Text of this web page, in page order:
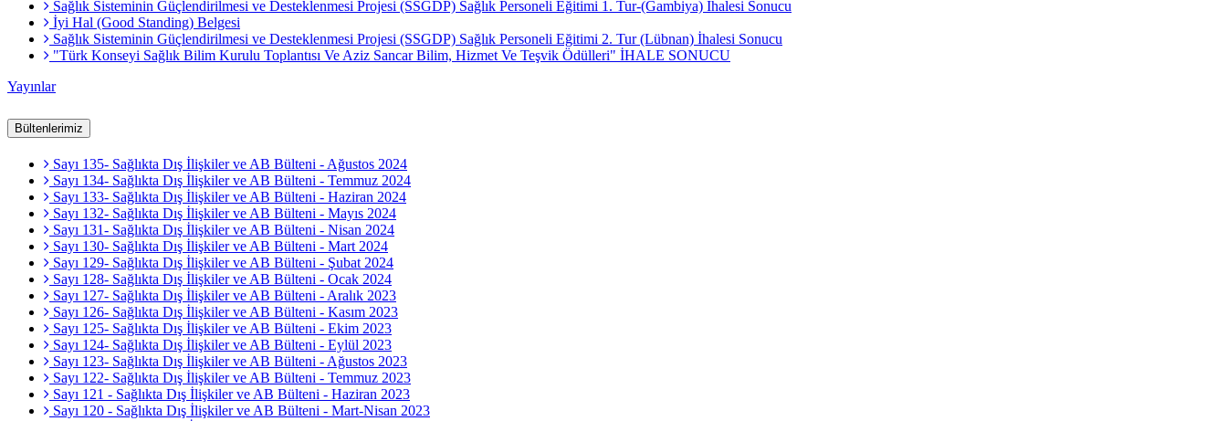
Sağlık Sisteminin Güçlendirilmesi ve Desteklenmesi Projesi (SSGDP) Sağlık Personeli Eğitimi 1. Tur-(Gambiya) İhalesi Sonucu
İyi Hal (Good Standing) Belgesi
Sağlık Sisteminin Güçlendirilmesi ve Desteklenmesi Projesi (SSGDP) Sağlık Personeli Eğitimi 2. Tur (Lübnan) İhalesi Sonucu
"Türk Konseyi Sağlık Bilim Kurulu Toplantısı Ve Aziz Sancar Bilim, Hizmet Ve Teşvik Ödülleri" İHALE SONUCU
Yayınlar
Bültenlerimiz
Sayı 135- Sağlıkta Dış İlişkiler ve AB Bülteni - Ağustos 2024
Sayı 134- Sağlıkta Dış İlişkiler ve AB Bülteni - Temmuz 2024
Sayı 133- Sağlıkta Dış İlişkiler ve AB Bülteni - Haziran 2024
Sayı 132- Sağlıkta Dış İlişkiler ve AB Bülteni - Mayıs 2024
Sayı 131- Sağlıkta Dış İlişkiler ve AB Bülteni - Nisan 2024
Sayı 130- Sağlıkta Dış İlişkiler ve AB Bülteni - Mart 2024
Sayı 129- Sağlıkta Dış İlişkiler ve AB Bülteni - Şubat 2024
Sayı 128- Sağlıkta Dış İlişkiler ve AB Bülteni - Ocak 2024
Sayı 127- Sağlıkta Dış İlişkiler ve AB Bülteni - Aralık 2023
Sayı 126- Sağlıkta Dış İlişkiler ve AB Bülteni - Kasım 2023
Sayı 125- Sağlıkta Dış İlişkiler ve AB Bülteni - Ekim 2023
Sayı 124- Sağlıkta Dış İlişkiler ve AB Bülteni - Eylül 2023
Sayı 123- Sağlıkta Dış İlişkiler ve AB Bülteni - Ağustos 2023
Sayı 122- Sağlıkta Dış İlişkiler ve AB Bülteni - Temmuz 2023
Sayı 121 - Sağlıkta Dış İlişkiler ve AB Bülteni - Haziran 2023
Sayı 120 - Sağlıkta Dış İlişkiler ve AB Bülteni - Mart-Nisan 2023